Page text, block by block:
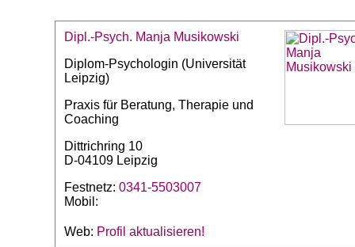
Dipl.-Psych. Manja Musikowski
Diplom-Psychologin (Universität
Leipzig)
Praxis für Beratung, Therapie und
Coaching
Dittrichring 10
D-04109 Leipzig
Festnetz: 0341-5503007
Mobil:
Web: Profil aktualisieren!